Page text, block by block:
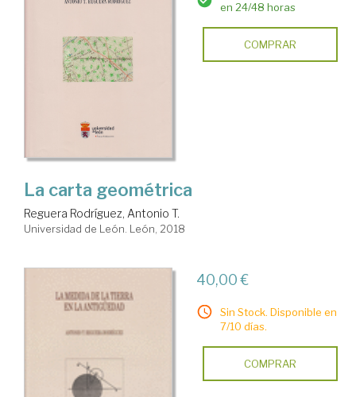
en 24/48 horas
COMPRAR
La carta geométrica
Reguera Rodríguez, Antonio T.
Universidad de León. León, 2018
40,00 €
Sin Stock. Disponible en
7/10 días.
COMPRAR